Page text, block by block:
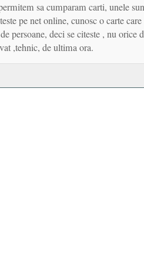
sa cumparam carti, unele
pe net online, cunosc o carte
persoane, deci se citeste , nu orice
,tehnic, de ultima ora.